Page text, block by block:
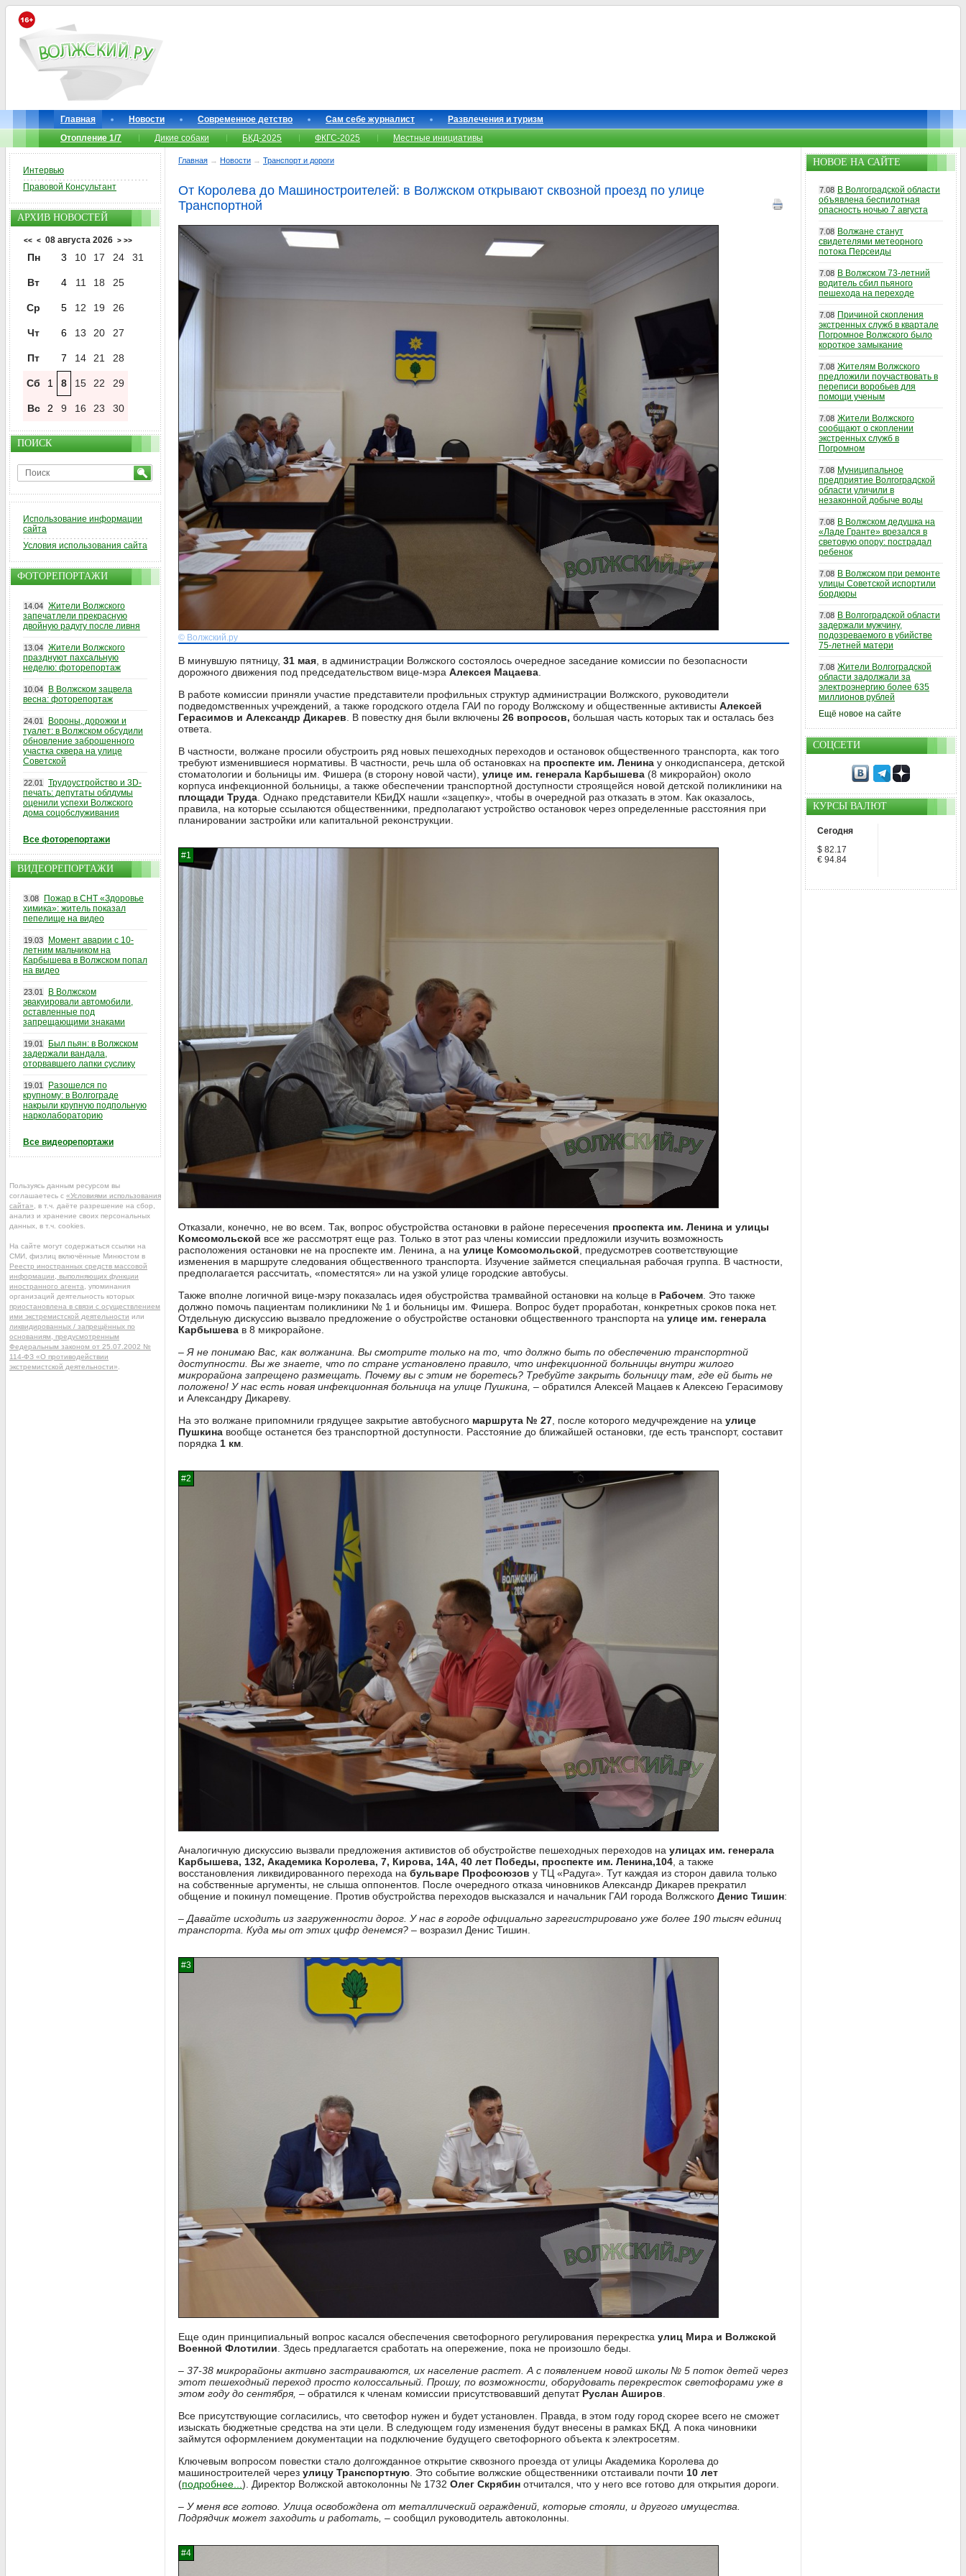
Главная Новости Современное детство Сам себе журналист
Развлечения и туризм
Отопление 1/7
Дикие собаки БКД-2025 ФКГС-2025 Местные инициативы
Главная → Новости → Транспорт и дороги
От Королева до Машиностроителей: в Волжском открывают сквозной проезд по улице
Транспортной
© Волжский.ру
В минувшую пятницу, 31 мая , в администрации Волжского состоялось очередное заседание комиссии по безопасности
дорожного движения под председательством вице-мэра Алексея Мацаева
В работе комиссии приняли участие представители профильных структур администрации Волжского, руководители
подведомственных учреждений, а также городского отдела ГАИ по городу Волжскому и общественные активисты Алексей
Герасимов и Александр Дикарев . В повестку дня были включены 26 вопросов, большая часть которых так и осталась без
ответа.
В частности, волжане просили обустроить ряд новых пешеходных переходов и остановок общественного транспорта, как того
требуют изменившиеся нормативы. В частности, речь шла об остановках на проспекте им. Ленина у онкодиспансера, детской
стоматологии и больницы им. Фишера (в сторону новой части), улице им. генерала Карбышева (8 микрорайон) около
корпуса инфекционной больницы, а также обеспечении транспортной доступности строящейся новой детской поликлиники на
площади Труда . Однако представители КБиДХ нашли «зацепку», чтобы в очередной раз отказать в этом. Как оказалось,
правила, на которые ссылаются общественники, предполагают устройство остановок через определенные расстояния при
планировании застройки или капитальной реконструкции.
Отказали, конечно, не во всем. Так, вопрос обустройства остановки в районе пересечения проспекта им. Ленина и улицы
Комсомольской все же рассмотрят еще раз. Только в этот раз члены комиссии предложили изучить возможность
расположения остановки не на проспекте им. Ленина, а на улице Комсомольской , предусмотрев соответствующие
изменения в маршруте следования общественного транспорта. Изучение займется специальная рабочая группа. В частности,
предполагается рассчитать, «поместятся» ли на узкой улице городские автобусы.
Также вполне логичной вице-мэру показалась идея обустройства трамвайной остановки на кольце в Рабочем . Это также
должно помочь пациентам поликлиники № 1 и больницы им. Фишера. Вопрос будет проработан, конкретных сроков пока нет.
Отдельную дискуссию вызвало предложение о обустройстве остановки общественного транспорта на улице им. генерала
Карбышева в 8 микрорайоне.
– Я не понимаю Вас, как волжанина. Вы смотрите только на то, что должно быть по обеспечению транспортной
доступности. Вы же знаете, что по стране установлено правило, что инфекционной больницы внутри жилого
микрорайона запрещено размещать. Почему вы с этим не боретесь? Требуйте закрыть больницу там, где ей быть не
положено! У нас есть новая инфекционная больница на улице Пушкина, – обратился Алексей Мацаев к Алексею Герасимову
и Александру Дикареву.
На это волжане припомнили грядущее закрытие автобусного маршрута № 27 , после которого медучреждение на улице
Пушкина вообще останется без транспортной доступности. Расстояние до ближайшей остановки, где есть транспорт, составит
порядка 1 км
Аналогичную дискуссию вызвали предложения активистов об обустройстве пешеходных переходов на улицах им. генерала
Карбышева, 132, Академика Королева, 7, Кирова, 14А, 40 лет Победы, проспекте им. Ленина,104 , а также
восстановления ликвидированного перехода на бульваре Профсоюзов у ТЦ «Радуга». Тут каждая из сторон давила только
на собственные аргументы, не слыша оппонентов. После очередного отказа чиновников Александр Дикарев прекратил
общение и покинул помещение. Против обустройства переходов высказался и начальник ГАИ города Волжского Денис Тишин:
– Давайте исходить из загруженности дорог. У нас в городе официально зарегистрировано уже более 190 тысяч единиц
транспорта. Куда мы от этих цифр денемся? – возразил Денис Тишин.
Еще один принципиальный вопрос касался обеспечения светофорного регулирования перекрестка улиц Мира и Волжской
Военной Флотилии . Здесь предлагается сработать на опережение, пока не произошло беды.
– 37-38 микрорайоны активно застраиваются, их население растет. А с появлением новой школы № 5 поток детей через
этот пешеходный переход просто колоссальный. Прошу, по возможности, оборудовать перекресток светофорами уже в
этом году до сентября, – обратился к членам комиссии присутствовавший депутат Руслан Аширов
Все присутствующие согласились, что светофор нужен и будет установлен. Правда, в этом году город скорее всего не сможет
изыскать бюджетные средства на эти цели. В следующем году изменения будут внесены в рамках БКД. А пока чиновники
займутся оформлением документации на подключение будущего светофорного объекта к электросетям.
Ключевым вопросом повестки стало долгожданное открытие сквозного проезда от улицы Академика Королева до
машиностроителей через улицу Транспортную . Это событие волжские общественники отстаивали почти 10 лет
(подробнее... ). Директор Волжской автоколонны № 1732 Олег Скрябин отчитался, что у него все готово для открытия дороги.
– У меня все готово. Улица освобождена от металлический ограждений, которые стояли, и другого имущества.
Подрядчик может заходить и работать, – сообщил руководитель автоколонны.
Интервью
Правовой Консультант
АРХИВ НОВОСТЕЙ
<< < 08 августа 2026 > >>
Пн 3 10 17 24 31
Вт 4 11 18 25
Ср 5 12 19 26
Чт 6 13 20 27
Пт 7 14 21 28
Сб 1 8 15 22 29
Вс 2 9 16 23 30
ПОИСК
Использование информации
сайта
Условия использования сайта
ФОТОРЕПОРТАЖИ
14.04 Жители Волжского
запечатлели прекрасную
двойную радугу после ливня
13.04 Жители Волжского
празднуют пахсальную
неделю: фоторепортаж
10.04
В Волжском зацвела
весна: фоторепортаж
24.01
Вороны, дорожки и
туалет: в Волжском обсудили
обновление заброшенного
участка сквера на улице
Советской
22.01
Трудоустройство и 3D-
печать: депутаты облдумы
оценили успехи Волжского
дома соцобслуживания
Все фоторепортажи
ВИДЕОРЕПОРТАЖИ
3.08
Пожар в СНТ «Здоровье
химика»: житель показал
пепелище на видео
19.03
Момент аварии с 10-
летним мальчиком на
Карбышева в Волжском попал
на видео
23.01
В Волжском
эвакуировали автомобили,
оставленные под
запрещающими знаками
19.01
Был пьян: в Волжском
задержали вандала,
оторвавшего лапки суслику
19.01
Разошелся по
крупному: в Волгограде
накрыли крупную подпольную
нарколабораторию
Все видеорепортажи
Пользуясь данным ресурсом вы
соглашаетесь с «Условиями использования
сайта» , в т.ч. даёте разрешение на сбор,
анализ и хранение своих персональных
данных, в т.ч. cookies.
На сайте могут содержаться ссылки на
СМИ, физлиц включённые Минюстом в
Реестр иностранных средств массовой
информации, выполняющих функции
иностранного агента , упоминания
организаций деятельность которых
приостановлена в связи с осуществлением
ими экстремистской деятельности или
ликвидированных / запрещённых по
основаниям, предусмотренным
Федеральным законом от 25.07.2002 №
114-ФЗ «О противодействии
экстремистской деятельности»
НОВОЕ НА САЙТЕ
7.08 В Волгоградской области
объявлена беспилотная
опасность ночью 7 августа
7.08 Волжане станут
свидетелями метеорного
потока Персеиды
7.08 В Волжском 73-летний
водитель сбил пьяного
пешехода на переходе
7.08 Причиной скопления
экстренных служб в квартале
Погромное Волжского было
короткое замыкание
7.08 Жителям Волжского
предложили поучаствовать в
переписи воробьев для
помощи ученым
7.08 Жители Волжского
сообщают о скоплении
экстренных служб в
Погромном
7.08 Муниципальное
предприятие Волгоградской
области уличили в
незаконной добыче воды
7.08 В Волжском дедушка на
«Ладе Гранте» врезался в
световую опору: пострадал
ребенок
7.08 В Волжском при ремонте
улицы Советской испортили
бордюры
7.08 В Волгоградской области
задержали мужчину,
подозреваемого в убийстве
75-летней матери
7.08 Жители Волгоградской
области задолжали за
электроэнергию более 635
миллионов рублей
Ещё новое на сайте
СОЦСЕТИ
КУРСЫ ВАЛЮТ
Сегодня
$ 82.17
€ 94.84